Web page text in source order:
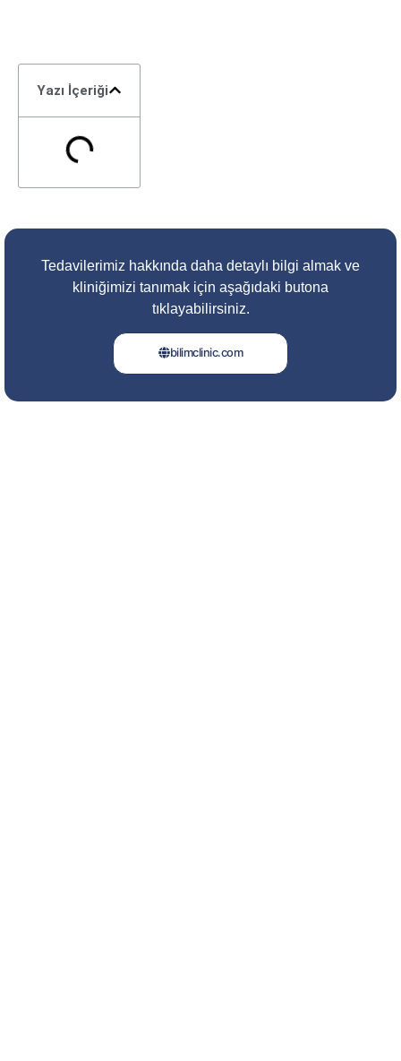
Yazı İçeriği
Tedavilerimiz hakkında daha detaylı bilgi almak ve
kliniğimizi tanımak için aşağıdaki butona
tıklayabilirsiniz.
bilimclinic.com